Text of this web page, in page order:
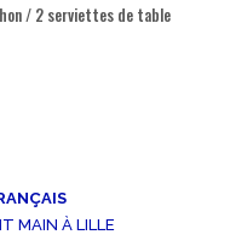
/ 2 serviettes de table
MAIN À LILLE